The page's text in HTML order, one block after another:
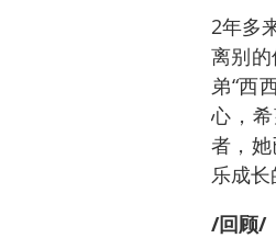
2年多
离别
弟“西
心，
者，
乐成长
/回顾/